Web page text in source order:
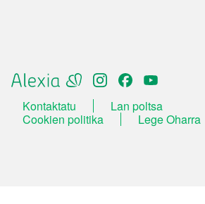
ORRI-OINA
Kontaktatu Lan poltsa
TESTU-LEGALAK
Cookien politika Lege Oharra